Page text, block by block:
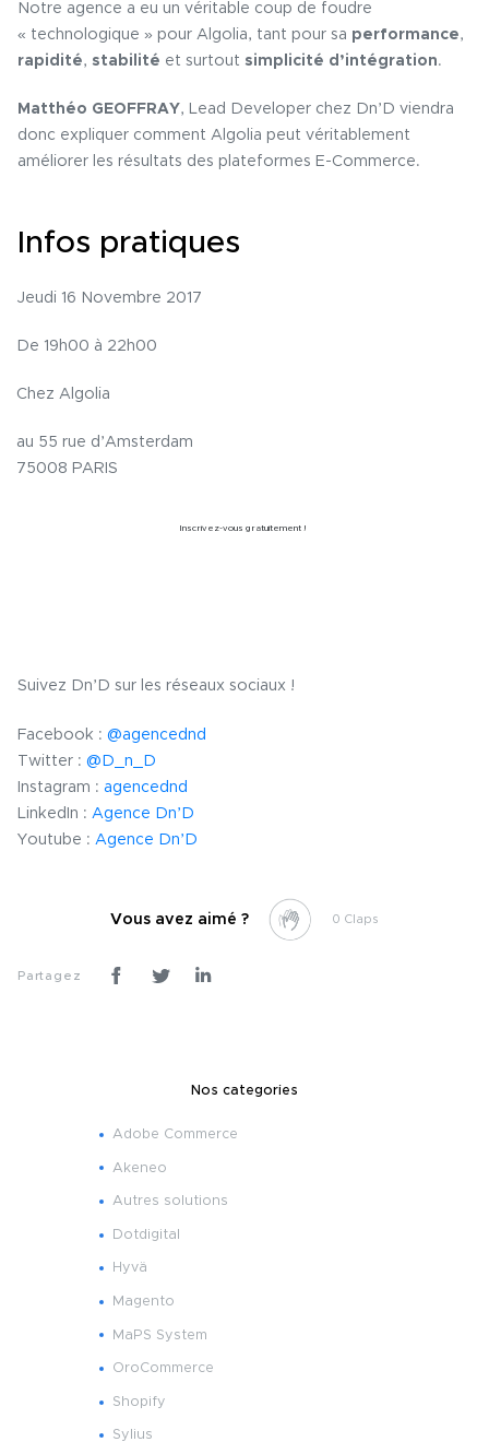
Notre agence a eu un véritable coup de foudre
« technologique » pour Algolia, tant pour sa performance,
rapidité, stabilité et surtout simplicité d’intégration.
Matthéo GEOFFRAY, Lead Developer chez Dn’D viendra
donc expliquer comment Algolia peut véritablement
améliorer les résultats des plateformes E-Commerce.
Infos pratiques
Jeudi 16 Novembre 2017
De 19h00 à 22h00
Chez Algolia
au 55 rue d’Amsterdam
75008 PARIS
Inscrivez-vous gratuitement !
Suivez Dn’D sur les réseaux sociaux !
Facebook : @agencednd
Twitter : @D_n_D
Instagram : agencednd
LinkedIn : Agence Dn’D
Youtube : Agence Dn’D
Vous avez aimé ? 0
Partagez
Nos categories
Adobe Commerce
Akeneo
Autres solutions
Dotdigital
Hyvä
Magento
MaPS System
OroCommerce
Shopify
Sylius